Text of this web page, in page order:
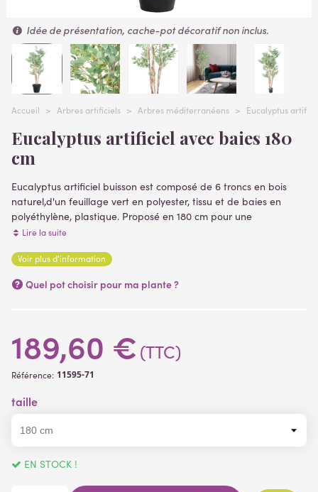
Idée de présentation, cache-pot décoratif non inclus.
Accueil > Arbres artificiels > Arbres méditerranéens > Eucalyptus
Eucalyptus artificiel avec baies 180
cm
Eucalyptus artificiel buisson est composé de 6 troncs en bois
naturel,d'un feuillage vert en polyester, tissu et de baies en
polyéthylène, plastique. Proposé en 180 cm pour une
envergure de 70 cm
Lire la suite
Voir plus d'information
Quel pot choisir pour ma plante ?
189,60 € (TTC)
Référence: 11595-71
taille
EN STOCK !